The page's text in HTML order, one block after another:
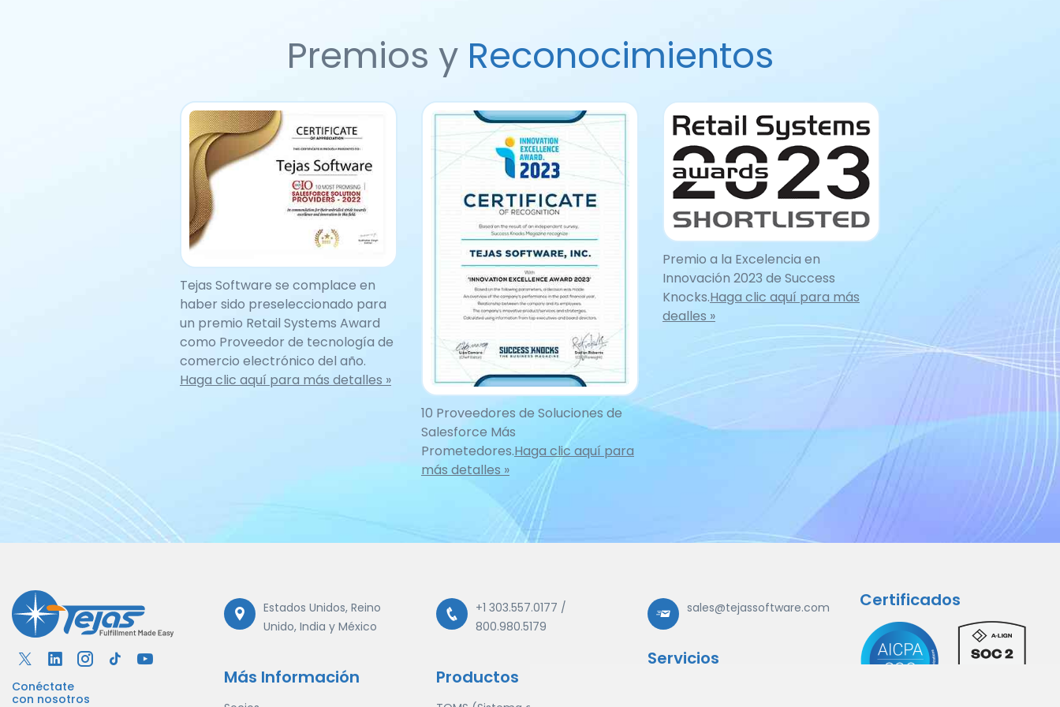
Premios y Reconocimientos
Tejas Software se complace en
haber sido preseleccionado para
un premio Retail Systems Award
como Proveedor de tecnología de
comercio electrónico del año.
Haga clic aquí para más detalles »
10 Proveedores de Soluciones de
Salesforce Más
Prometedores.Haga clic aquí para
más detalles »
Premio a la Excelencia en
Innovación 2023 de Success
Knocks.Haga clic aquí para más
dealles »
Conéctate
con nosotros
Estados Unidos, Reino
Unido, India y México
Más Información
+1 303.557.0177 /
800.980.5179
Productos
sales@tejassoftware.com
Servicios
Certificados